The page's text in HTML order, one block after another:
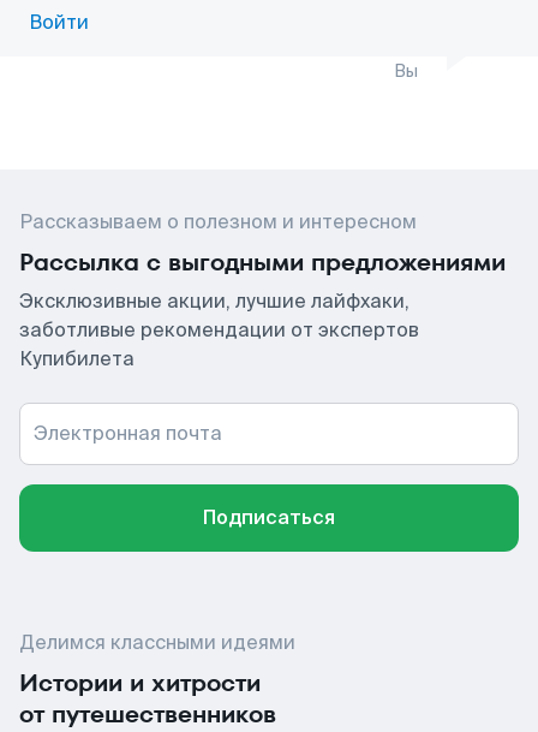
Войти
Вы
Рассказываем о полезном и интересном
Рассылка с выгодными предложениями
Эксклюзивные акции, лучшие лайфхаки,
заботливые рекомендации от экспертов
Купибилета
Электронная почта
Подписаться
Делимся классными идеями
Истории и хитрости
от путешественников